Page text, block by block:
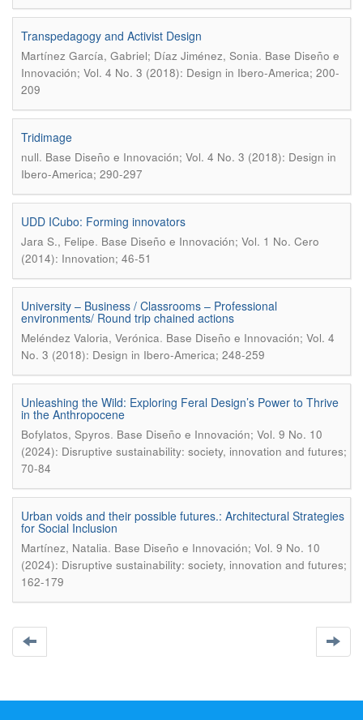
Transpedagogy and Activist Design
Martínez García, Gabriel; Díaz Jiménez, Sonia. Base Diseño e
Innovación; Vol. 4 No. 3 (2018): Design in Ibero-America; 200-
209
Tridimage
null. Base Diseño e Innovación; Vol. 4 No. 3 (2018): Design in
Ibero-America; 290-297
UDD ICubo: Forming innovators
Jara S., Felipe. Base Diseño e Innovación; Vol. 1 No. Cero
(2014): Innovation; 46-51
University – Business / Classrooms – Professional
environments/ Round trip chained actions
Meléndez Valoria, Verónica. Base Diseño e Innovación; Vol. 4
No. 3 (2018): Design in Ibero-America; 248-259
Unleashing the Wild: Exploring Feral Design’s Power to Thrive
in the Anthropocene
Bofylatos, Spyros. Base Diseño e Innovación; Vol. 9 No. 10
(2024): Disruptive sustainability: society, innovation and futures;
70-84
Urban voids and their possible futures.: Architectural Strategies
for Social Inclusion
Martínez, Natalia. Base Diseño e Innovación; Vol. 9 No. 10
(2024): Disruptive sustainability: society, innovation and futures;
162-179